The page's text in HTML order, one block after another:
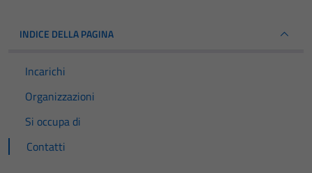
INDICE DELLA PAGINA
Incarichi
Organizzazioni
Si occupa di
Contatti